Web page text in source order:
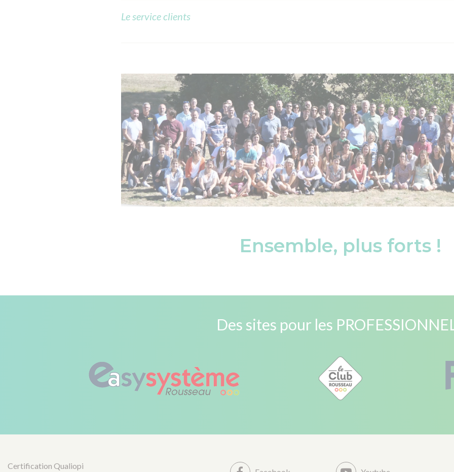
Le service clients
Ensemble, plus forts !
Des sites pour les
Certification Qualiopi